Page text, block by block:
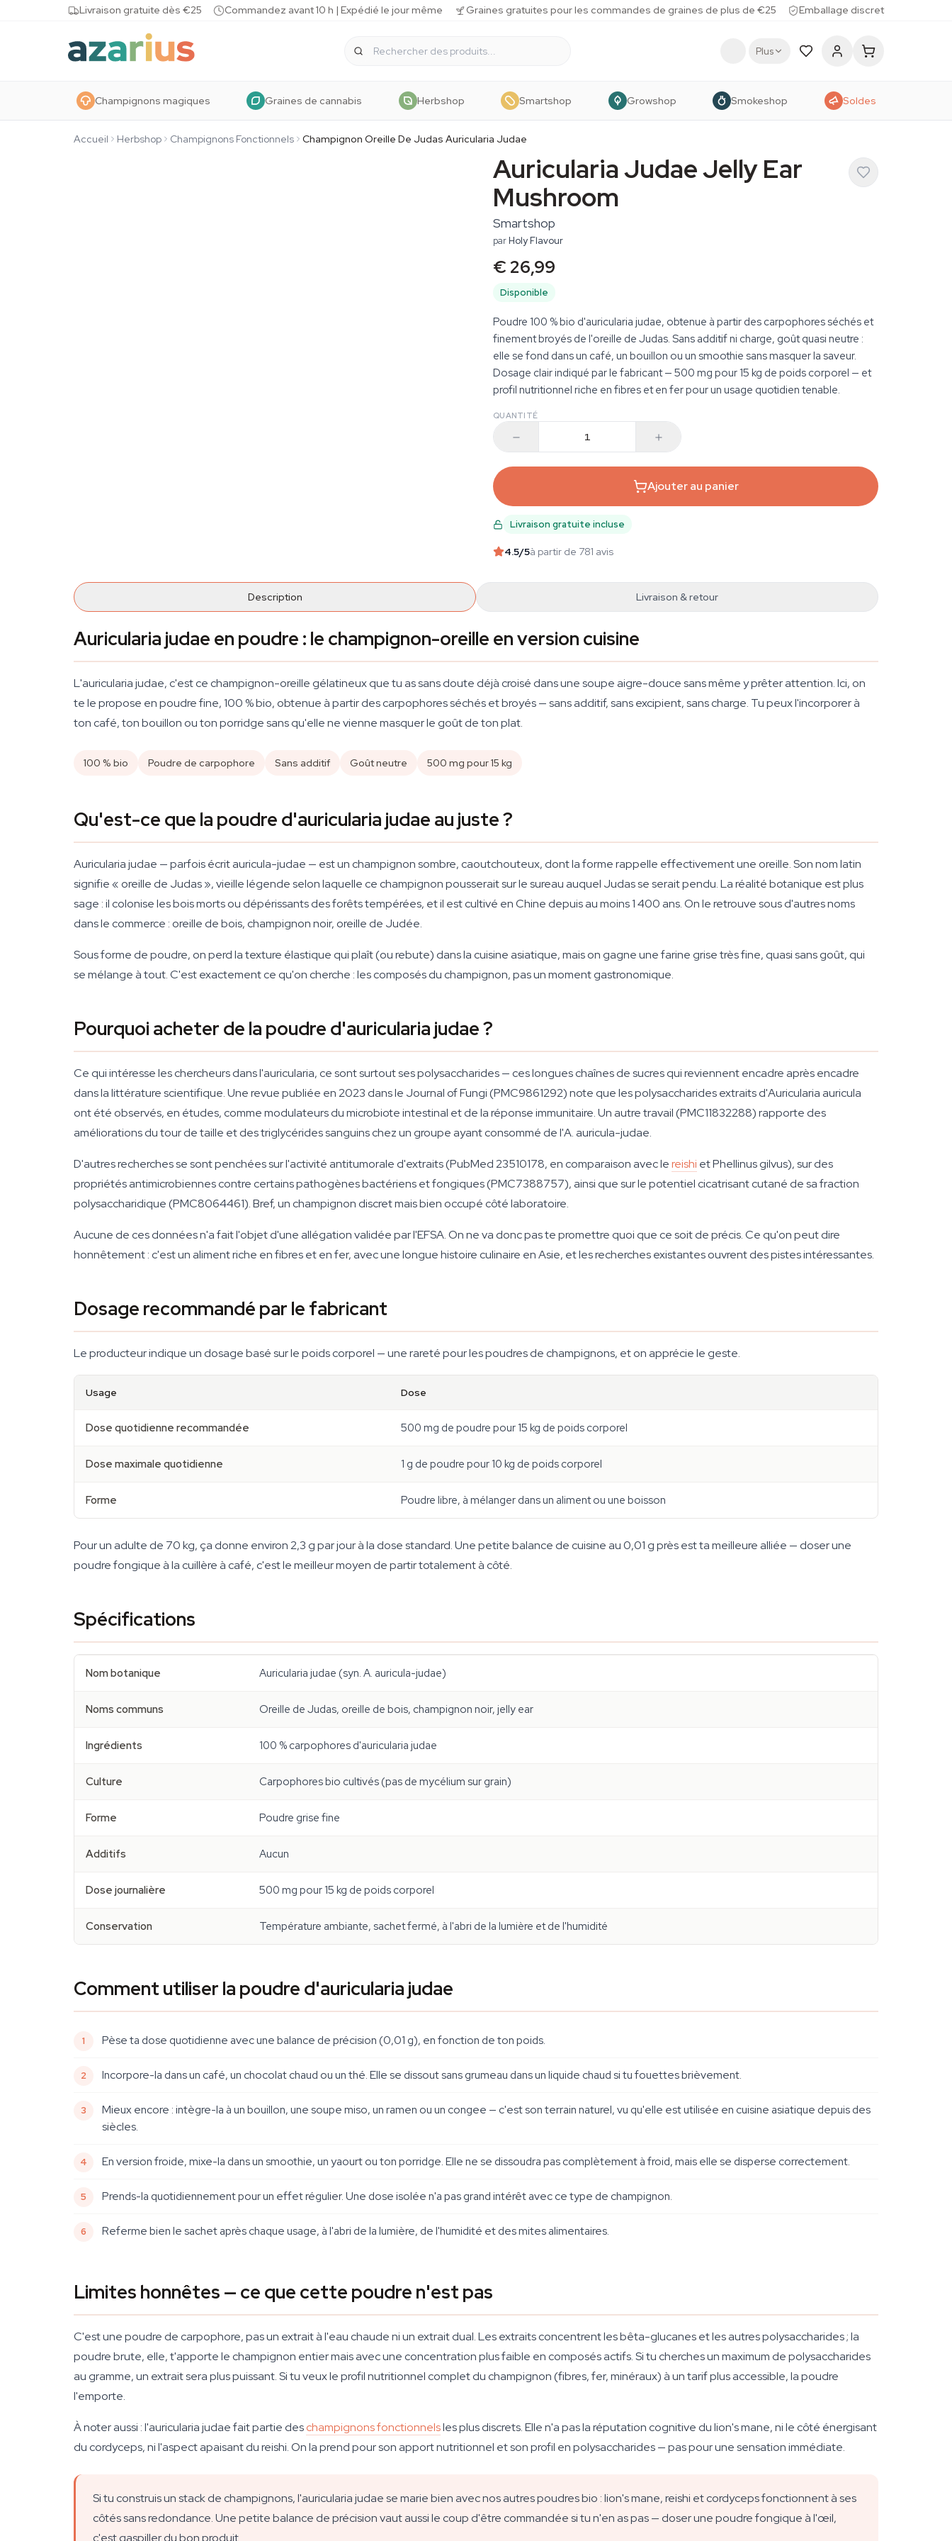
Skip to contentLivraison gratuite dès €25 Commandez avant 10 h | Expédié le jour même Graines gratuites pour les commandes de graines de plus de €25 Emballage discret
Plus
Champignons magiques Graines de cannabis Herbshop Smartshop Growshop Smokeshop Soldes
Accueil Herbshop Champignons Fonctionnels Champignon Oreille De Judas Auricularia Judae
Auricularia Judae Jelly Ear
Mushroom
Smartshop
parHoly Flavour
€ 26,99
Disponible
Poudre 100 % bio d'auricularia judae, obtenue à partir des carpophores séchés et
finement broyés de l'oreille de Judas. Sans additif ni charge, goût quasi neutre :
elle se fond dans un café, un bouillon ou un smoothie sans masquer la saveur.
Dosage clair indiqué par le fabricant — 500 mg pour 15 kg de poids corporel — et
profil nutritionnel riche en fibres et en fer pour un usage quotidien tenable.
QUANTITÉ
Ajouter au panier
Livraison gratuite incluse
4.5/5à partir de 781 avis
Description Livraison & retour
Auricularia judae en poudre : le champignon-oreille en version cuisine
L'auricularia judae, c'est ce champignon-oreille gélatineux que tu as sans doute déjà croisé dans une soupe aigre-douce sans même y prêter attention. Ici, on
te le propose en poudre fine, 100 % bio, obtenue à partir des carpophores séchés et broyés — sans additif, sans excipient, sans charge. Tu peux l'incorporer à
ton café, ton bouillon ou ton porridge sans qu'elle ne vienne masquer le goût de ton plat.
100 % bio Poudre de carpophore Sans additif Goût neutre 500 mg pour 15 kg
Qu'est-ce que la poudre d'auricularia judae au juste ?
Auricularia judae — parfois écrit auricula-judae — est un champignon sombre, caoutchouteux, dont la forme rappelle effectivement une oreille. Son nom latin
signifie « oreille de Judas », vieille légende selon laquelle ce champignon pousserait sur le sureau auquel Judas se serait pendu. La réalité botanique est plus
sage : il colonise les bois morts ou dépérissants des forêts tempérées, et il est cultivé en Chine depuis au moins 1 400 ans. On le retrouve sous d'autres noms
dans le commerce : oreille de bois, champignon noir, oreille de Judée.
Sous forme de poudre, on perd la texture élastique qui plaît (ou rebute) dans la cuisine asiatique, mais on gagne une farine grise très fine, quasi sans goût, qui
se mélange à tout. C'est exactement ce qu'on cherche : les composés du champignon, pas un moment gastronomique.
Pourquoi acheter de la poudre d'auricularia judae ?
Ce qui intéresse les chercheurs dans l'auricularia, ce sont surtout ses polysaccharides — ces longues chaînes de sucres qui reviennent encadre après encadre
dans la littérature scientifique. Une revue publiée en 2023 dans le Journal of Fungi (PMC9861292) note que les polysaccharides extraits d'Auricularia auricula
ont été observés, en études, comme modulateurs du microbiote intestinal et de la réponse immunitaire. Un autre travail (PMC11832288) rapporte des
améliorations du tour de taille et des triglycérides sanguins chez un groupe ayant consommé de l'A. auricula-judae.
D'autres recherches se sont penchées sur l'activité antitumorale d'extraits (PubMed 23510178, en comparaison avec lereishi et Phellinus gilvus), sur des
propriétés antimicrobiennes contre certains pathogènes bactériens et fongiques (PMC7388757), ainsi que sur le potentiel cicatrisant cutané de sa fraction
polysaccharidique (PMC8064461). Bref, un champignon discret mais bien occupé côté laboratoire.
Aucune de ces données n'a fait l'objet d'une allégation validée par l'EFSA. On ne va donc pas te promettre quoi que ce soit de précis. Ce qu'on peut dire
honnêtement : c'est un aliment riche en fibres et en fer, avec une longue histoire culinaire en Asie, et les recherches existantes ouvrent des pistes intéressantes.
Dosage recommandé par le fabricant
Le producteur indique un dosage basé sur le poids corporel — une rareté pour les poudres de champignons, et on apprécie le geste.
Usage Dose
Dose quotidienne recommandée 500 mg de poudre pour 15 kg de poids corporel
Dose maximale quotidienne 1 g de poudre pour 10 kg de poids corporel
Forme Poudre libre, à mélanger dans un aliment ou une boisson
Pour un adulte de 70 kg, ça donne environ 2,3 g par jour à la dose standard. Une petite balance de cuisine au 0,01 g près est ta meilleure alliée — doser une
poudre fongique à la cuillère à café, c'est le meilleur moyen de partir totalement à côté.
Spécifications
Nom botanique Auricularia judae (syn. A. auricula-judae)
Noms communs Oreille de Judas, oreille de bois, champignon noir, jelly ear
Ingrédients 100 % carpophores d'auricularia judae
Culture Carpophores bio cultivés (pas de mycélium sur grain)
Forme Poudre grise fine
Additifs Aucun
Dose journalière 500 mg pour 15 kg de poids corporel
Conservation Température ambiante, sachet fermé, à l'abri de la lumière et de l'humidité
Comment utiliser la poudre d'auricularia judae
Pèse ta dose quotidienne avec une balance de précision (0,01 g), en fonction de ton poids.
Incorpore-la dans un café, un chocolat chaud ou un thé. Elle se dissout sans grumeau dans un liquide chaud si tu fouettes brièvement.
Mieux encore : intègre-la à un bouillon, une soupe miso, un ramen ou un congee — c'est son terrain naturel, vu qu'elle est utilisée en cuisine asiatique depuis des
siècles.
En version froide, mixe-la dans un smoothie, un yaourt ou ton porridge. Elle ne se dissoudra pas complètement à froid, mais elle se disperse correctement.
Prends-la quotidiennement pour un effet régulier. Une dose isolée n'a pas grand intérêt avec ce type de champignon.
Referme bien le sachet après chaque usage, à l'abri de la lumière, de l'humidité et des mites alimentaires.
Limites honnêtes — ce que cette poudre n'est pas
C'est une poudre de carpophore, pas un extrait à l'eau chaude ni un extrait dual. Les extraits concentrent les bêta-glucanes et les autres polysaccharides ; la
poudre brute, elle, t'apporte le champignon entier mais avec une concentration plus faible en composés actifs. Si tu cherches un maximum de polysaccharides
au gramme, un extrait sera plus puissant. Si tu veux le profil nutritionnel complet du champignon (fibres, fer, minéraux) à un tarif plus accessible, la poudre
l'emporte.
À noter aussi : l'auricularia judae fait partie deschampignons fonctionnelsles plus discrets. Elle n'a pas la réputation cognitive du lion's mane, ni le côté énergisant
du cordyceps, ni l'aspect apaisant du reishi. On la prend pour son apport nutritionnel et son profil en polysaccharides — pas pour une sensation immédiate.
Si tu construis un stack de champignons, l'auricularia judae se marie bien avec nos autres poudres bio : lion's mane, reishi et cordyceps fonctionnent à ses
côtés sans redondance. Une petite balance de précision vaut aussi le coup d'être commandée si tu n'en as pas — doser une poudre fongique à l'œil,
c'est gaspiller du bon produit.